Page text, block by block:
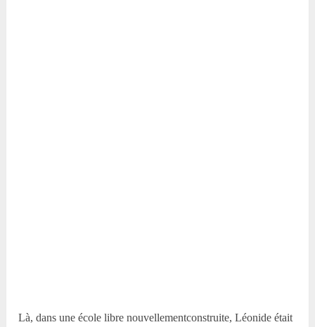
Là, dans une école libre nouvellementconstruite, Léonide était